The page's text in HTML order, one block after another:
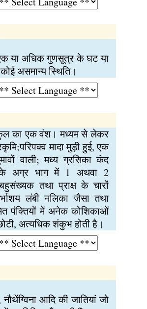
या अधिक गुणसूत्र के घट या
असमान्य स्थिति।
कुल का एक वंश। मध्यम से लेकर
मादा मुड़ी हुई, एक
वाली; मध्य ग्रसिका कंद
अग्र भाग में 1 अथवा 2
तथा प्राक्ष के चारों
लंबी नलिका जैसा तथा
पंक्तियों में अनेक कोशिकाओं
छोटी, अत्यधिक शंकुभ होती है।
नौथेंग्विना आदि की जातियां जो